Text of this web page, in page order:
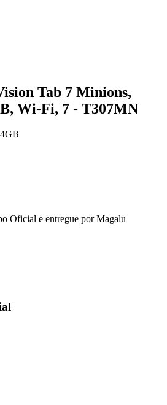
Tab 7 Minions,
Wi-Fi, 7 - T307MN
Oficial e entregue por Magalu